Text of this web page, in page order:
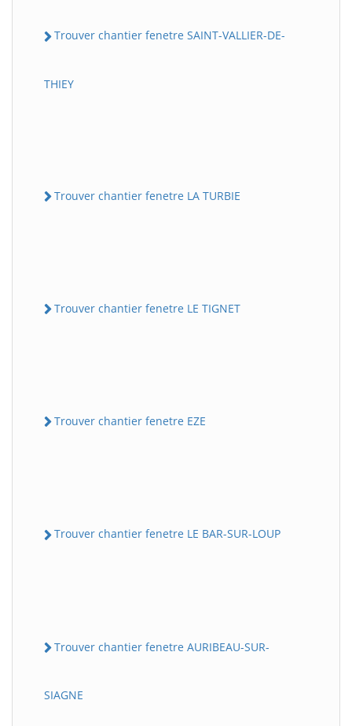
Trouver chantier fenetre SAINT-VALLIER-DE-
THIEY
Trouver chantier fenetre LA TURBIE
Trouver chantier fenetre LE TIGNET
Trouver chantier fenetre EZE
Trouver chantier fenetre LE BAR-SUR-LOUP
Trouver chantier fenetre AURIBEAU-SUR-
SIAGNE